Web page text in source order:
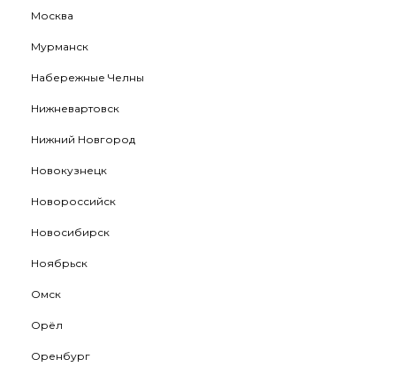
Москва
Мурманск
Набережные Челны
Нижневартовск
Нижний Новгород
Новокузнецк
Новороссийск
Новосибирск
Ноябрьск
Омск
Орёл
Оренбург